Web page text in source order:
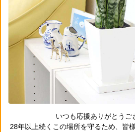
いつも応援ありがとうご
28年以上続くこの場所を守るため、皆